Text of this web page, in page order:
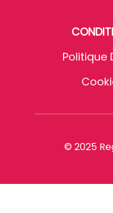
Politique
© 2025